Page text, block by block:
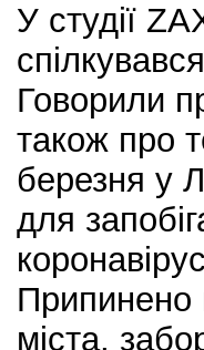
У студії
Говорили
також про
березня у
для
Припинено
міста,